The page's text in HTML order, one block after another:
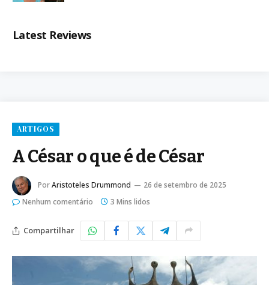
Latest Reviews
ARTIGOS
A César o que é de César
PorAristoteles Drummond
26 de setembro de 2025
Nenhum comentário
3 Mins lidos
Compartilhar